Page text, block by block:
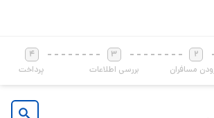
2
مسافران
3
بررسی اطلاعات
4
پرداخت